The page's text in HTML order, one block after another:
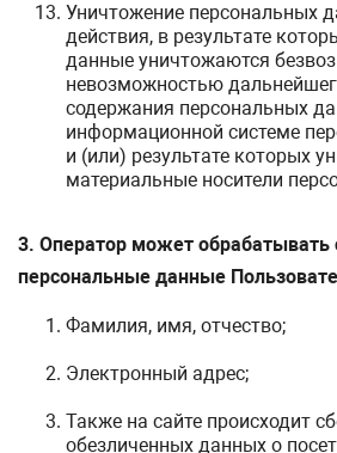
Уничтожение персональных
действия, в результате
данные уничтожаются
невозможностью
содержания персональных
информационной системе
и (или) результате которых
материальные носители
3. Оператор может
персональные данные
Фамилия, имя, отчество;
Электронный адрес;
Также на сайте происходит
обезличенных данных о